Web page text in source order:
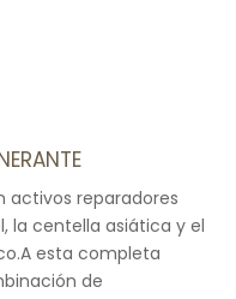
activos reparadores
la centella asiática y el
esta completa
de